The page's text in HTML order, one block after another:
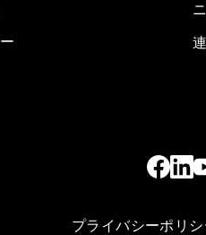
プライバシーポリ